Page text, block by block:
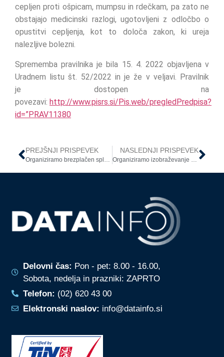
cepljen proti ošpicam, mumpsu in rdečkam, pa zato ne
obstajajo medicinski razlogi, ugotovljeni z odločbo o
opustitvi cepljenja, kot to določa zakon, ki ureja
nalezljive bolezni.
Sprememba pravilnika je bila 15. 4. 2022 objavljena v
Uradnem listu št. 52/2022 in je že v veljavi. Pravilnik
je dostopen na
povezavi: http://www.pisrs.si/Pis.web/pregledPredpisa?
id=”PRAV11380
PREJŠNJI PRISPEVEK
Organiziramo brezplačen spletni seminar: IZZIVI POOBLAŠČENIH OSEB ZA VARSTVO PODATKOV (DPO)
NASLEDNJI PRISPEVEK
Organiziramo izobraževanje za pooblaščene osebe za varstvo osebnih podatkov
Delovni čas: Pon - pet: 8.00 - 16.00,
Sobota, nedelja in prazniki: ZAPRTO
Telefon: (02) 620 43 00
Elektronski naslov: info@datainfo.si